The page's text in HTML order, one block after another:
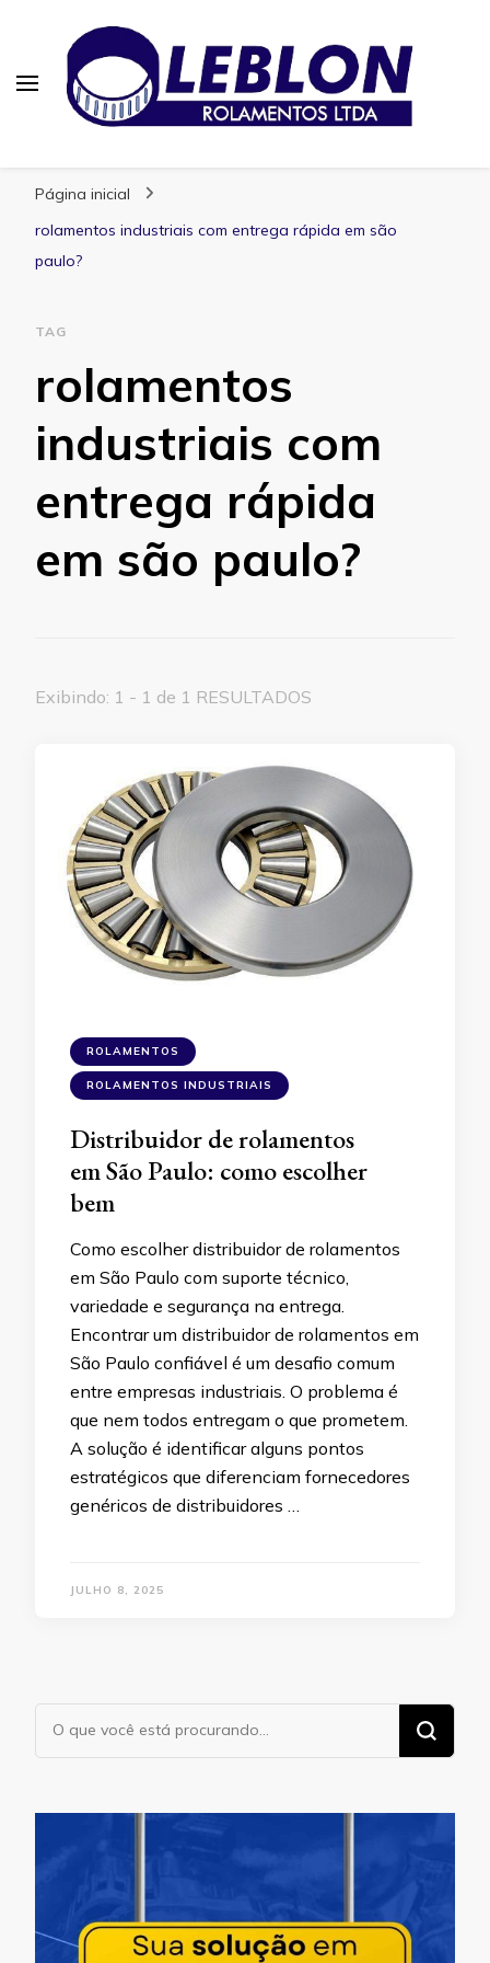
Página inicial
rolamentos industriais com entrega rápida em são
paulo?
TAG
rolamentos
industriais com
entrega rápida
em são paulo?
Exibindo: 1 - 1 de 1 RESULTADOS
ROLAMENTOS
ROLAMENTOS INDUSTRIAIS
Distribuidor de rolamentos
em São Paulo: como escolher
bem
Como escolher distribuidor de rolamentos
em São Paulo com suporte técnico,
variedade e segurança na entrega.
Encontrar um distribuidor de rolamentos em
São Paulo confiável é um desafio comum
entre empresas industriais. O problema é
que nem todos entregam o que prometem.
A solução é identificar alguns pontos
estratégicos que diferenciam fornecedores
genéricos de distribuidores …
JULHO 8, 2025
Procurando
algo?